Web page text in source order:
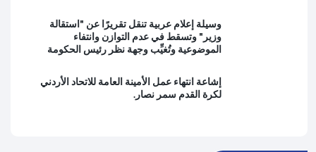
وسيلة إعلام عربية تنقل تقريرًا عن "استقالة
وزير" وتسقط في عدم التوازن وانتفاء
الموضوعية وتُغيِّب وجهة نظر رئيس الحكومة
إشاعة انتهاء عمل الأمينة العامة للاتحاد الأردني
لكرة القدم سمر نصار.